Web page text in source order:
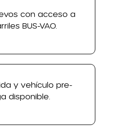
con acceso a
BUS-VAO.
y vehículo pre-
disponible.